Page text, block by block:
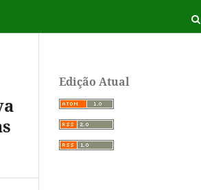
Edição Atual